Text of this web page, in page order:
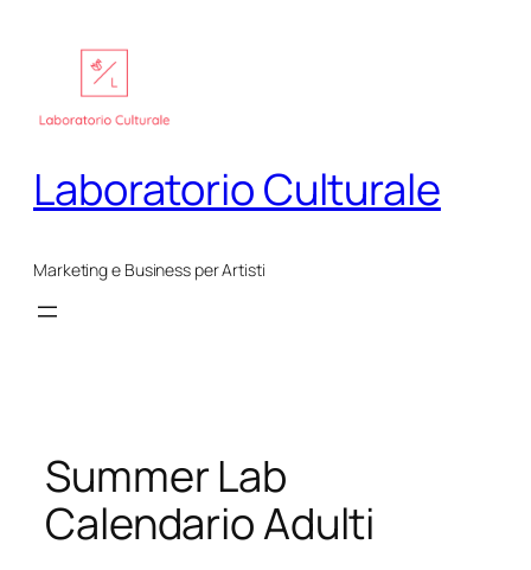
contenuto
Laboratorio Culturale
Marketing e Business per Artisti
Summer Lab
Calendario Adulti